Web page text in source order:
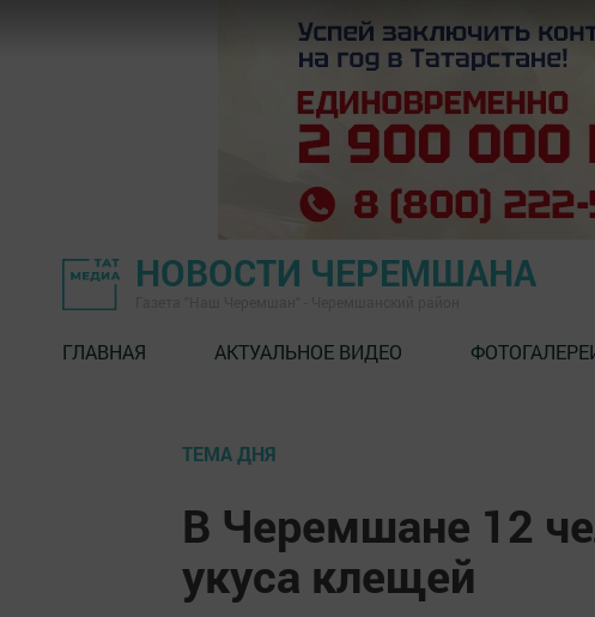
НОВОСТИ ЧЕРЕМШАНА
ГЛАВНАЯ АКТУАЛЬНОЕ ВИДЕО
ТЕМА ДНЯ
В Черемшане 12
укуса клещей